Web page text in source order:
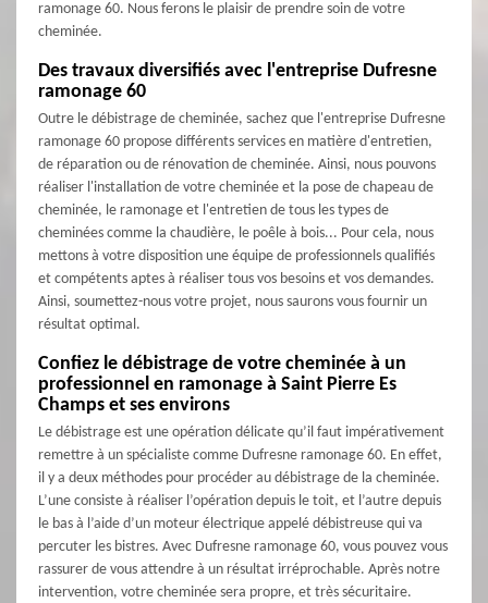
ramonage 60. Nous ferons le plaisir de prendre soin de votre
cheminée.
Des travaux diversifiés avec l'entreprise Dufresne
ramonage 60
Outre le débistrage de cheminée, sachez que l'entreprise Dufresne
ramonage 60 propose différents services en matière d'entretien,
de réparation ou de rénovation de cheminée. Ainsi, nous pouvons
réaliser l'installation de votre cheminée et la pose de chapeau de
cheminée, le ramonage et l'entretien de tous les types de
cheminées comme la chaudière, le poêle à bois... Pour cela, nous
mettons à votre disposition une équipe de professionnels qualifiés
et compétents aptes à réaliser tous vos besoins et vos demandes.
Ainsi, soumettez-nous votre projet, nous saurons vous fournir un
résultat optimal.
Confiez le débistrage de votre cheminée à un
professionnel en ramonage à Saint Pierre Es
Champs et ses environs
Le débistrage est une opération délicate qu’il faut impérativement
remettre à un spécialiste comme Dufresne ramonage 60. En effet,
il y a deux méthodes pour procéder au débistrage de la cheminée.
L’une consiste à réaliser l’opération depuis le toit, et l’autre depuis
le bas à l’aide d’un moteur électrique appelé débistreuse qui va
percuter les bistres. Avec Dufresne ramonage 60, vous pouvez vous
rassurer de vous attendre à un résultat irréprochable. Après notre
intervention, votre cheminée sera propre, et très sécuritaire.